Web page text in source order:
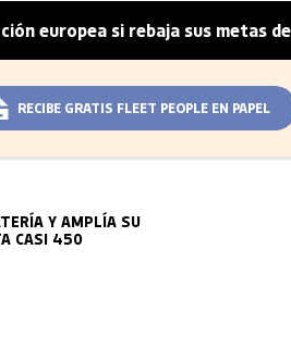
si rebaja sus metas de CO₂
RECIBE GRATIS FLEET PEOPLE EN PAPEL
Y AMPLÍA SU
CASI 450